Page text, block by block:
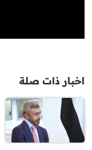
اخبار ذات صلة